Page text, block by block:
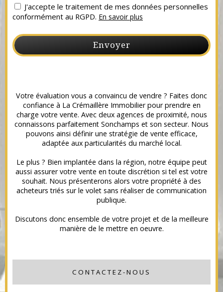
J'accepte le traitement de mes données personnelles
conformément au RGPD. En savoir plus
Votre évaluation vous a convaincu de vendre ? Faites donc
confiance à La Crémaillère Immobilier pour prendre en
charge votre vente. Avec deux agences de proximité, nous
connaissons parfaitement Sonchamps et son secteur. Nous
pouvons ainsi définir une stratégie de vente efficace,
adaptée aux particularités du marché local.
Le plus ? Bien implantée dans la région, notre équipe peut
aussi assurer votre vente en toute discrétion si tel est votre
souhait. Nous présenterons alors votre propriété à des
acheteurs triés sur le volet sans réaliser de communication
publique.
Discutons donc ensemble de votre projet et de la meilleure
manière de le mettre en oeuvre.
CONTACTEZ-NOUS